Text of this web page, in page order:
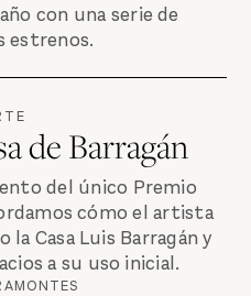
con una serie de
estrenos.
de Barragán
del único Premio
cómo el artista
la Casa Luis Barragán y
a su uso inicial.